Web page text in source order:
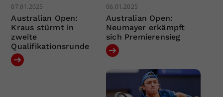
07.01.2025
Australian Open:
Kraus stürmt in
zweite
Qualifikationsrunde
06.01.2025
Australian Open:
Neumayer erkämpft
sich Premierensieg